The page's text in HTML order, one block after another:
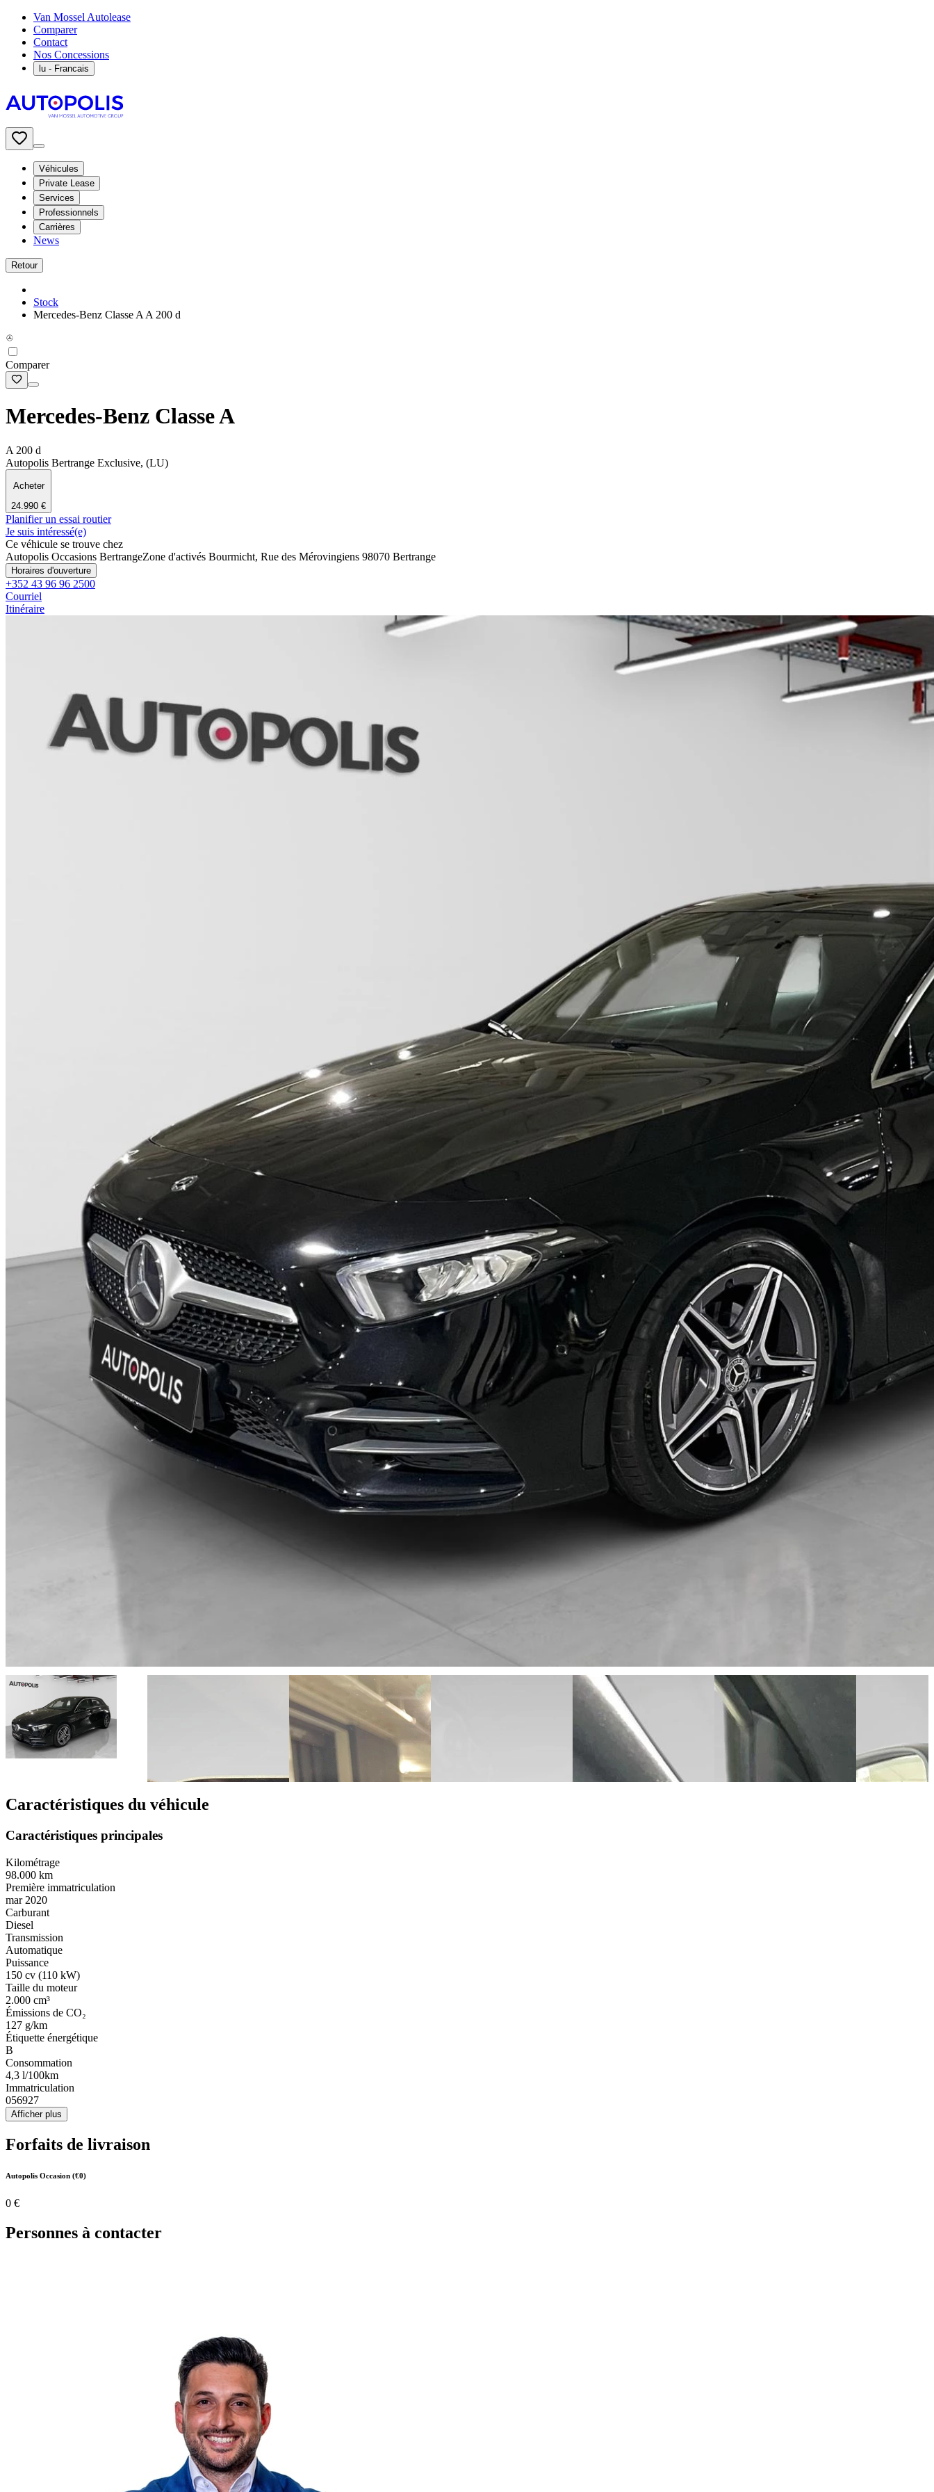
Van Mossel Autolease
Comparer
Contact
Nos Concessions
lu - Francais
Véhicules
Private Lease
Services
Professionnels
Carrières
News
Retour
Stock
Mercedes-Benz Classe A A 200 d
Comparer
Mercedes-Benz Classe A
A 200 d
Autopolis Bertrange Exclusive, (LU)
Acheter
24.990 €
Planifier un essai routier
Je suis intéressé(e)
Ce véhicule se trouve chez
Autopolis Occasions BertrangeZone d'activés Bourmicht, Rue des Mérovingiens 98070 Bertrange
Horaires d'ouverture
+352 43 96 96 2500
Courriel
Itinéraire
Caractéristiques du véhicule
Caractéristiques principales
Kilométrage
98.000 km
Première immatriculation
mar 2020
Carburant
Diesel
Transmission
Automatique
Puissance
150 cv (110 kW)
Taille du moteur
2.000 cm³
Émissions de CO₂
127 g/km
Étiquette énergétique
B
Consommation
4,3 l/100km
Immatriculation
056927
Afficher plus
Forfaits de livraison
Autopolis Occasion (€0)
0 €
Personnes à contacter